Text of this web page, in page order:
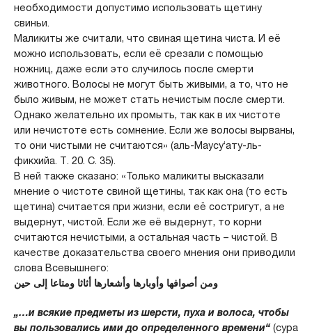
необходимости допустимо использовать щетину
свиньи.
Маликиты же считали, что свиная щетина чиста. И её
можно использовать, если её срезали с помощью
ножниц, даже если это случилось после смерти
животного. Волосы не могут быть живыми, а то, что не
было живым, не может стать нечистым после смерти.
Однако желательно их промыть, так как в их чистоте
или нечистоте есть сомнение. Если же волосы вырваны,
то они чистыми не считаются» (аль-Маусу‘ату-ль-
фикхийа. Т. 20. С. 35).
В ней также сказано: «Только маликиты высказали
мнение о чистоте свиной щетины, так как она (то есть
щетина) считается при жизни, если её состригут, а не
выдернут, чистой. Если же её выдернут, то корни
считаются нечистыми, а остальная часть – чистой. В
качестве доказательства своего мнения они приводили
слова Всевышнего:
ومن أصوافها وأوبارها وأشعارها أثاثا ومتاعا إلى حين
„…и всякие предметы из шерсти, пуха и волоса, чтобы
вы пользовались ими до определенного времени“(сура